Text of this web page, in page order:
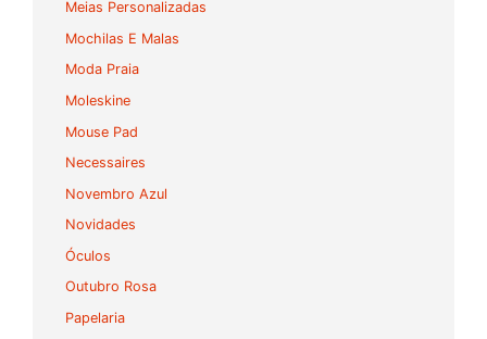
Meias Personalizadas
Mochilas E Malas
Moda Praia
Moleskine
Mouse Pad
Necessaires
Novembro Azul
Novidades
Óculos
Outubro Rosa
Papelaria